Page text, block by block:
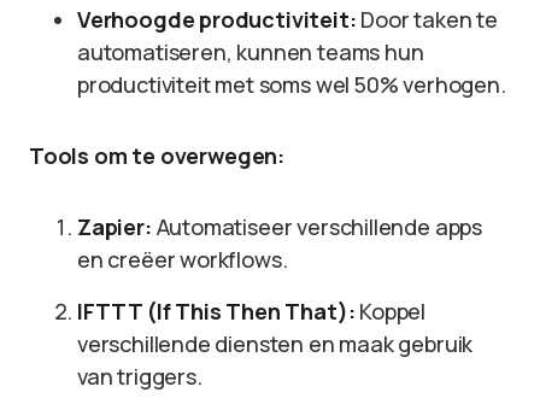
Verhoogde productiviteit: Door taken te
automatiseren, kunnen teams hun
productiviteit met soms wel 50% verhogen.
Tools om te overwegen:
Zapier: Automatiseer verschillende apps
en creëer workflows.
IFTTT (If This Then That): Koppel
verschillende diensten en maak gebruik
van triggers.